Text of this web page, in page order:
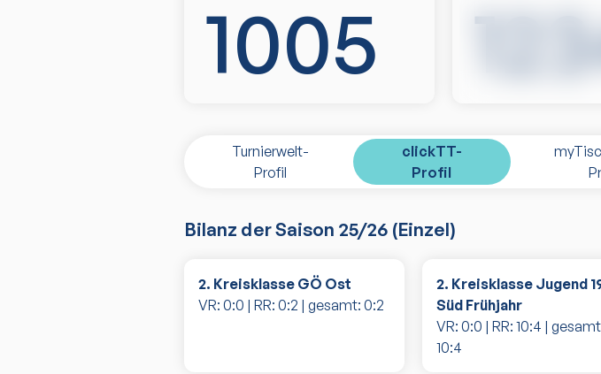
1005
Turnierwelt-
Profil
clickTT-
Profil
Bilanz der Saison 25/26 (Einzel)
2. Kreisklasse GÖ Ost
VR: 0:0 | RR: 0:2 | gesamt: 0:2
2. Kreisklasse Jugend
Süd Frühjahr
VR:0:0 | RR: 10:4 |
10:4